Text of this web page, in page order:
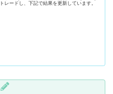
レードし、下記で結果を更新しています。